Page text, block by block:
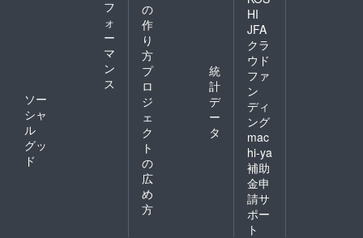
フ
ォ
ー
マ
ン
ス
ソー
シャ
ル
グッ
ド
の
作
り
方
プ
ロ
ジ
ェ
ク
ト
の
広
め
方
統
計
デ
ー
タ
HI
JFA
クラ
ウド
ファ
ン
ディ
ング
mac
hi-ya
補助
金申
請サ
ポー
ト